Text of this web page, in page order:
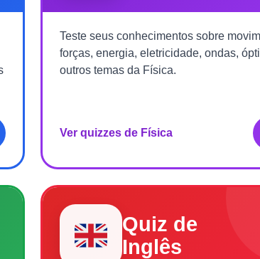
Teste seus conhecimentos sobre
forças, energia, eletricidade, ondas,
outros temas da Física.
Ver quizzes de Física
Quiz de
Inglês